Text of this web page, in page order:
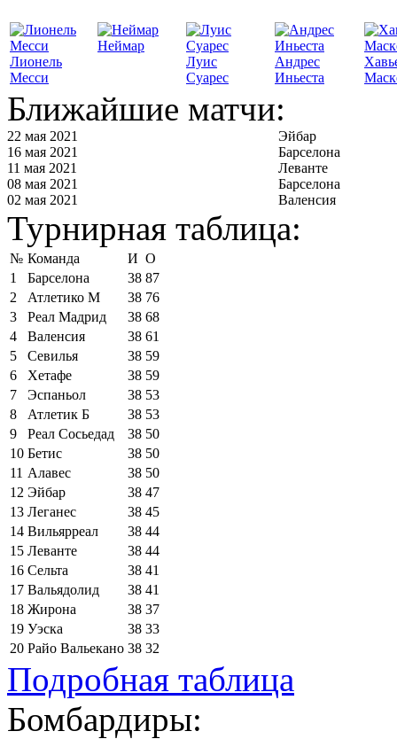
Лионель
Месси
Неймар
Луис
Суарес
Андрес
Иньеста
Ближайшие матчи:
22 мая 2021
Эйбар
16 мая 2021
Барселона
11 мая 2021
Леванте
08 мая 2021
Барселона
02 мая 2021
Валенсия
Турнирная таблица:
№ Команда И О
1
Барселона 38 87
2
Атлетико М 38 76
3
Реал Мадрид 38 68
4
Валенсия 38 61
5
Севилья 38 59
6
Хетафе 38 59
7
Эспаньол 38 53
8
Атлетик Б 38 53
9
Реал Сосьедад 38 50
10 Бетис 38 50
11 Алавес 38 50
12 Эйбар 38 47
13 Леганес 38 45
14 Вильярреал 38 44
15 Леванте 38 44
16 Сельта 38 41
17 Вальядолид 38 41
18 Жирона 38 37
19 Уэска 38 33
20 Райо Вальекано 38 32
Подробная таблица
Бомбардиры: